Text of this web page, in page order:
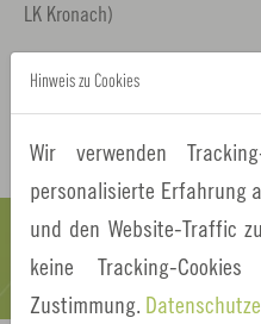
LK Kronach)
Hinweis zu Cookies
Wir verwenden
personalisierte Erfahrung
und den Website-Traffic
keine Tracking-
Zustimmung.